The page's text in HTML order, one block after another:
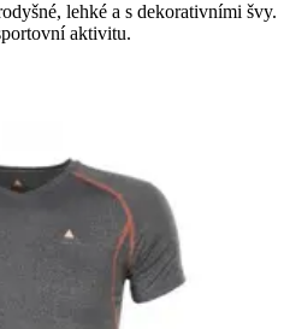
lehké a s dekorativními švy.
aktivitu.